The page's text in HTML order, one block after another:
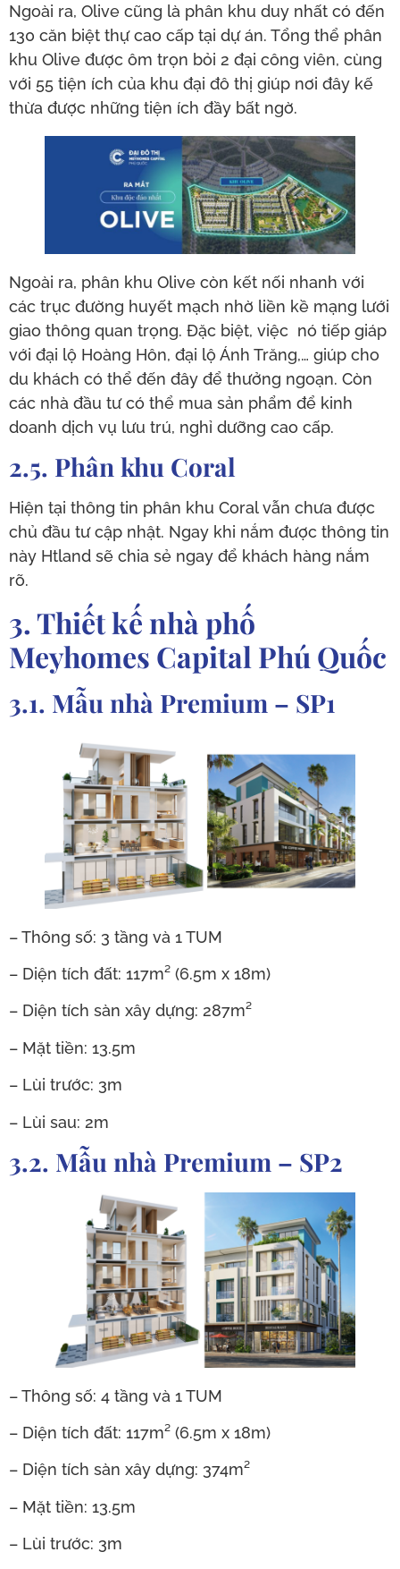
Ngoài ra, Olive cũng là phân khu duy nhất có đến
130 căn biệt thự cao cấp tại dự án. Tổng thể phân
khu Olive được ôm trọn bỏi 2 đại công viên, cùng
với 55 tiện ích của khu đại đô thị giúp nơi đây kế
thừa được những tiện ích đầy bất ngờ.
Ngoài ra, phân khu Olive còn kết nối nhanh với
các trục đường huyết mạch nhờ liền kề mạng lưới
giao thông quan trọng. Đặc biệt, việc nó tiếp giáp
với đại lộ Hoàng Hôn, đại lộ Ánh Trăng,… giúp cho
du khách có thể đến đây để thưởng ngoạn. Còn
các nhà đầu tư có thể mua sản phẩm để kinh
doanh dịch vụ lưu trú, nghỉ dưỡng cao cấp.
2.5. Phân khu Coral
Hiện tại thông tin phân khu Coral vẫn chưa được
chủ đầu tư cập nhật. Ngay khi nắm được thông tin
này Htland sẽ chia sẻ ngay để khách hàng nắm
rõ.
3. Thiết kế nhà phố
Meyhomes Capital Phú Quốc
3.1. Mẫu nhà Premium – SP1
– Thông số: 3 tầng và 1 TUM
– Diện tích đất: 117m² (6.5m x 18m)
– Diện tích sàn xây dựng: 287m²
– Mặt tiền: 13.5m
– Lùi trước: 3m
– Lùi sau: 2m
3.2. Mẫu nhà Premium – SP2
– Thông số: 4 tầng và 1 TUM
– Diện tích đất: 117m² (6.5m x 18m)
– Diện tích sàn xây dựng: 374m²
– Mặt tiền: 13.5m
– Lùi trước: 3m